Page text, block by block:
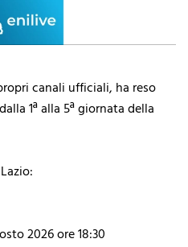
canali ufficiali, ha reso
1ª alla 5ª giornata della
2026 ore 18:30